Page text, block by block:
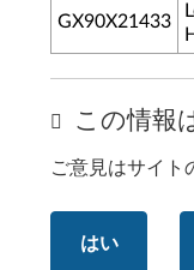
GX90X21433
この情報
ご意見はサイト
はい